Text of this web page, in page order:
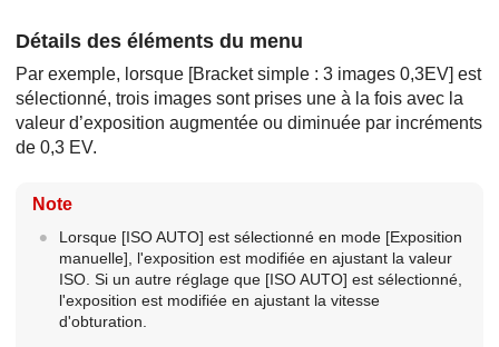
Détails des éléments du menu
Par exemple, lorsque [Bracket simple : 3 images 0,3EV] est
sélectionné, trois images sont prises une à la fois avec la
valeur d’exposition augmentée ou diminuée par incréments
de 0,3 EV.
Note
Lorsque [ISO AUTO] est sélectionné en mode [Exposition
manuelle] , l'exposition est modifiée en ajustant la valeur
ISO. Si un autre réglage que [ISO AUTO] est sélectionné,
l'exposition est modifiée en ajustant la vitesse
d'obturation.